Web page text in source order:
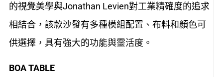
的視覺美學與Jonathan Levien對工業精確度的追求
相結合，該款沙發有多種模組配置、布料和顏色可
供選擇，具有強大的功能與靈活度。
BOA TABLE